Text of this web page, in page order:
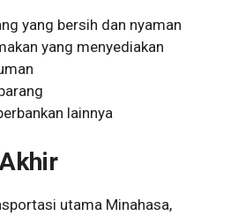
yang bersih dan nyaman
yang menyediakan
lainnya
utama Minahasa,